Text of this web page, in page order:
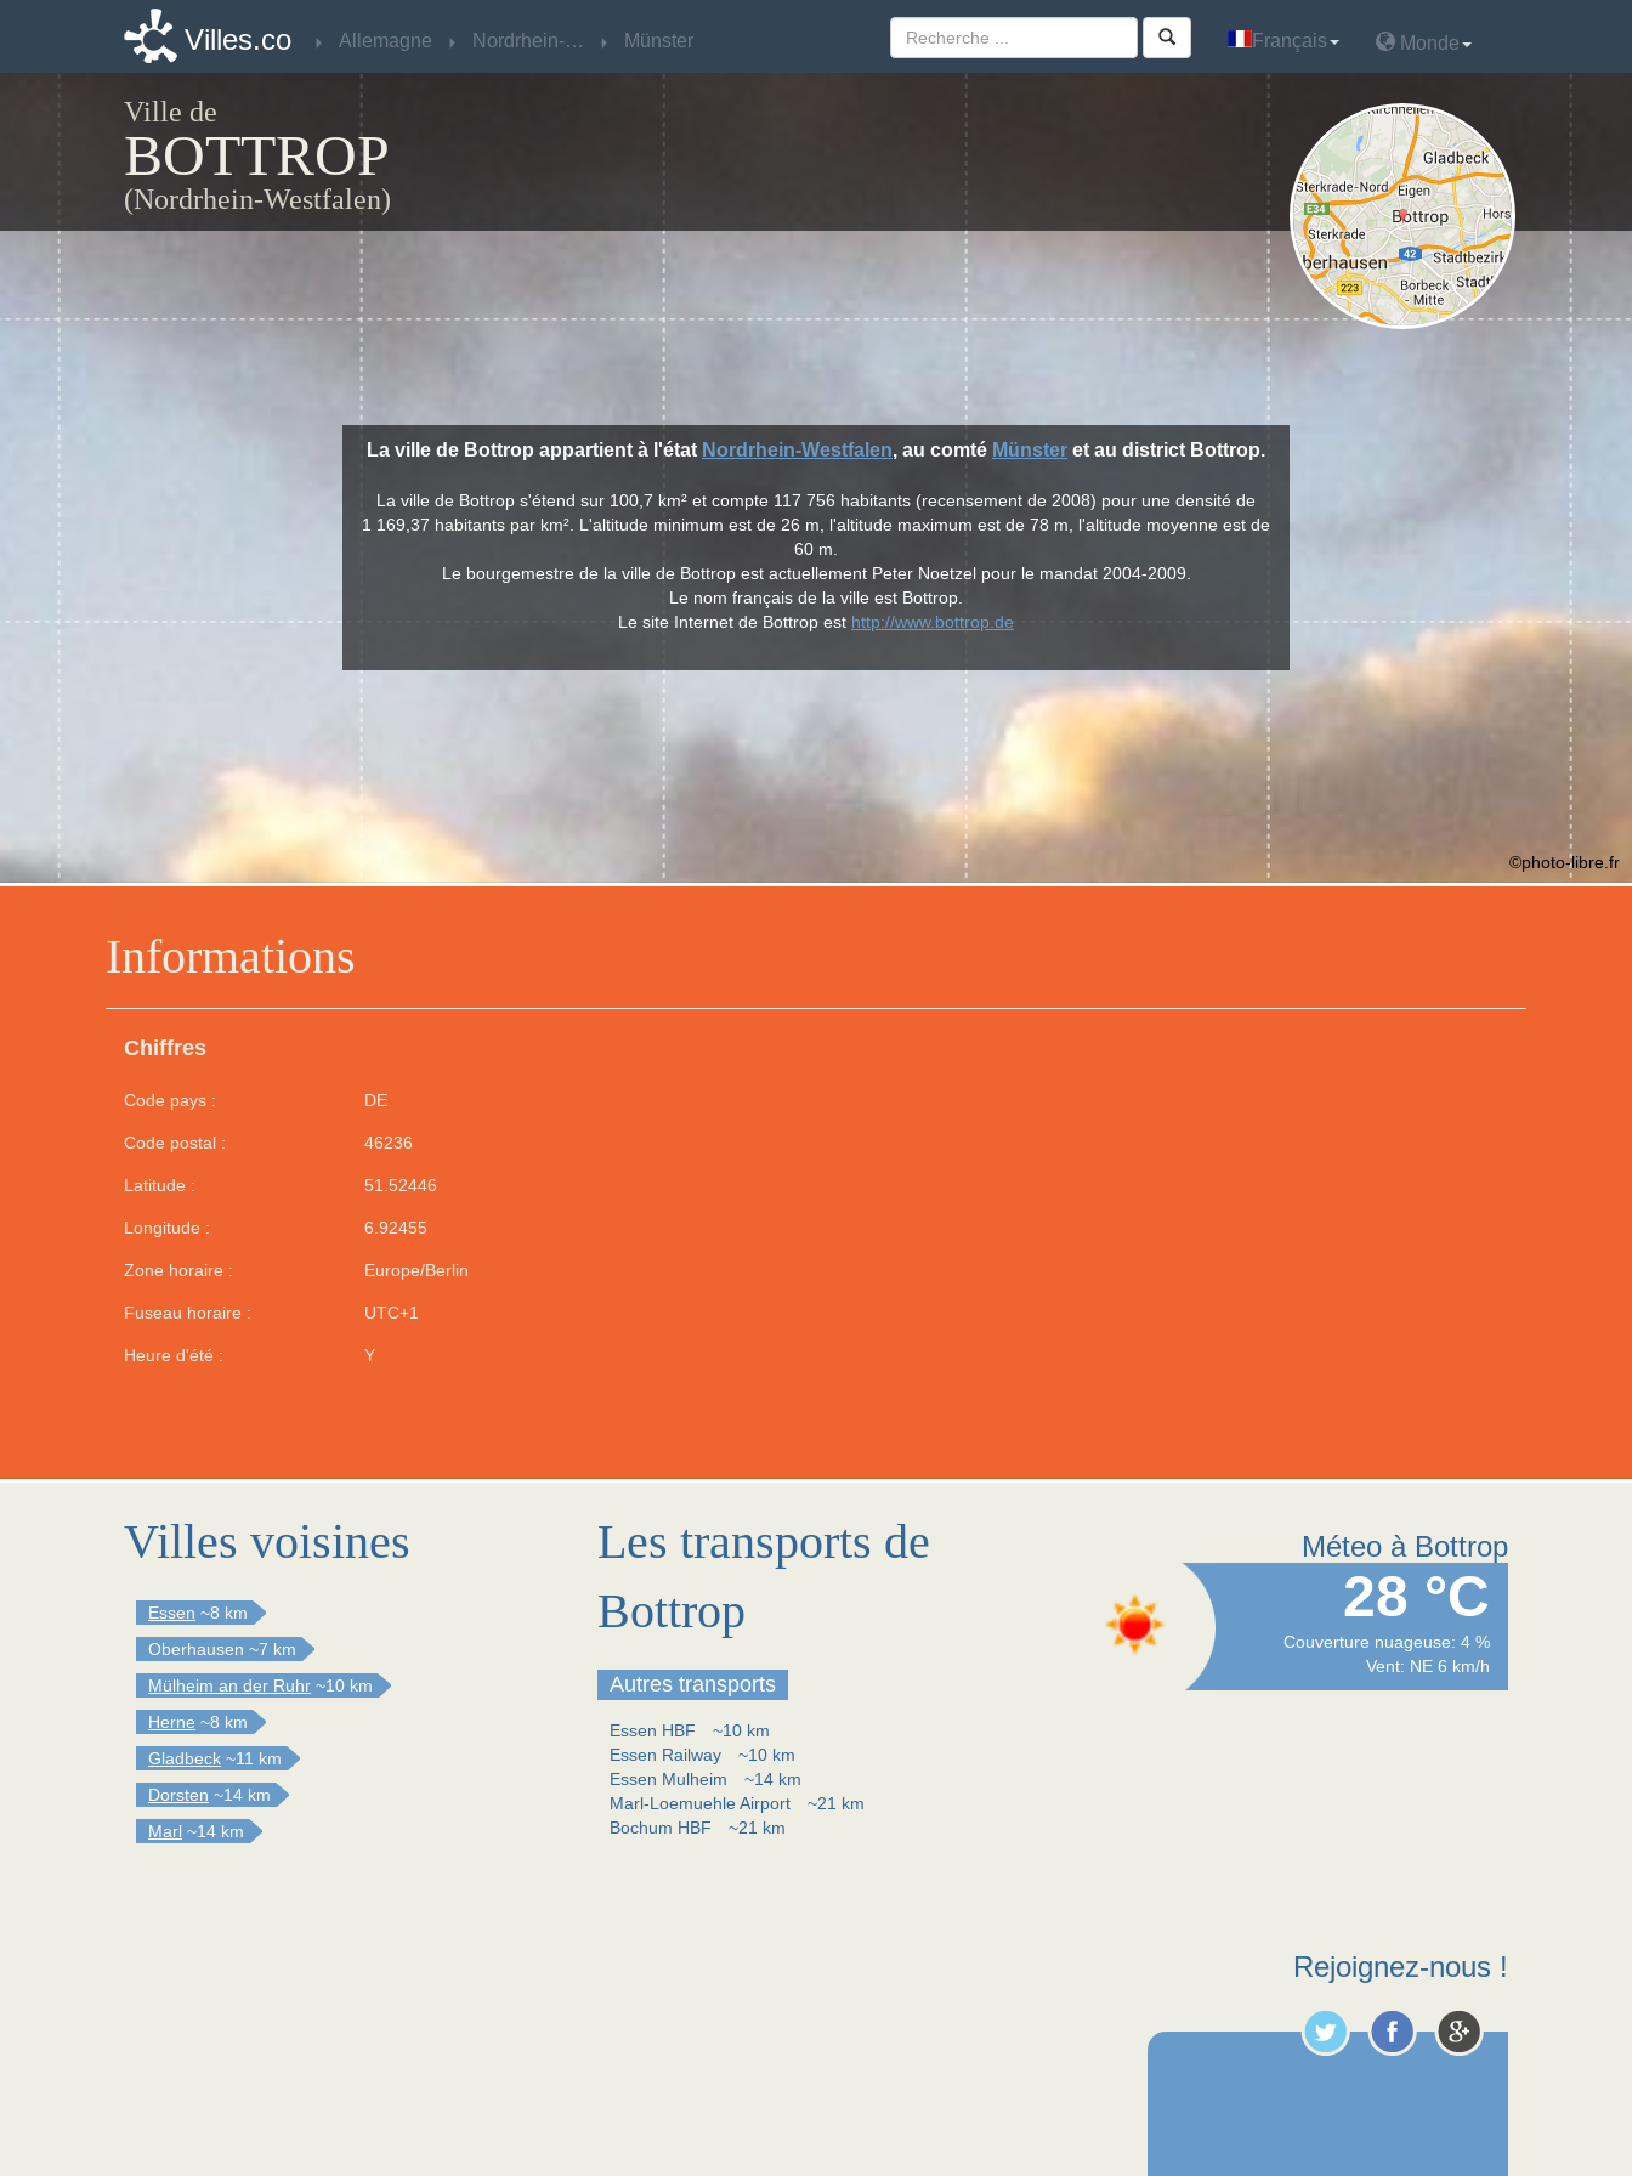
Villes.co Allemagne Nordrhein-Westfalen Münster Français Monde
Ville de
BOTTROP
(Nordrhein-Westfalen)
Informations
Chiffres
Code pays : DE
Code postal : 46236
Latitude : 51.52446
Longitude : 6.92455
Zone horaire : Europe/Berlin
Fuseau horaire : UTC+1
Heure d'été : Y
La ville de Bottrop appartient à l'état Nordrhein-Westfalen, au comté Münster et au district Bottrop.
La ville de Bottrop s'étend sur 100,7 km² et compte 117 756 habitants (recensement de 2008) pour une densité de
1 169,37 habitants par km². L'altitude minimum est de 26 m, l'altitude maximum est de 78 m, l'altitude moyenne est de
60 m.
Le bourgemestre de la ville de Bottrop est actuellement Peter Noetzel pour le mandat 2004-2009.
Le nom français de la ville est Bottrop.
Le site Internet de Bottrop est http://www.bottrop.de
©photo-libre.fr
Villes voisines
Essen ~8 km
Oberhausen ~7 km
Mülheim an der Ruhr ~10 km
Herne ~8 km
Gladbeck ~11 km
Dorsten ~14 km
Marl ~14 km
Les transports de
Bottrop
Autres transports
Essen HBF
~10 km
Essen Railway
~10 km
Essen Mulheim
~14 km
Marl-Loemuehle Airport
~21 km
Bochum HBF
~21 km
Méteo à Bottrop
28 °C
Couverture nuageuse: 4 %
Vent: NE 6 km/h
Rejoignez-nous !
Villes.co Allemagne Nordrhein-Westfalen Münster Français Monde